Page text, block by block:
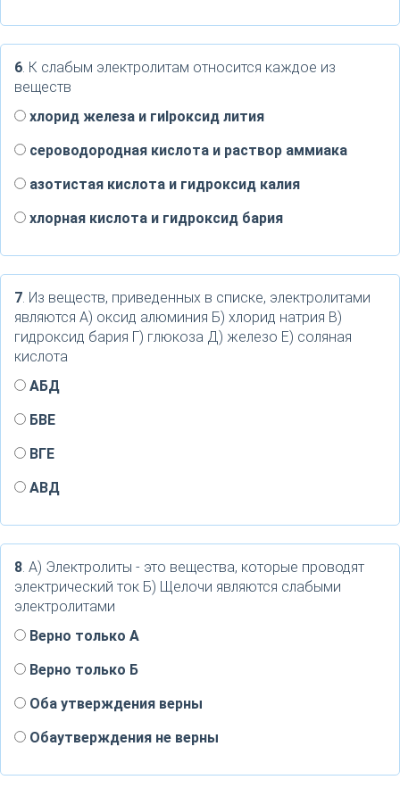
6. К слабым электролитам относится каждое из
веществ
хлорид железа и гиlроксид лития
сероводородная кислота и раствор аммиака
азотистая кислота и гидроксид калия
хлорная кислота и гидроксид бария
7. Из веществ, приведенных в списке, электролитами
являются А) оксид алюминия Б) хлорид натрия В)
гидроксид бария Г) глюкоза Д) железо Е) соляная
кислота
АБД
БВЕ
ВГЕ
АВД
8. А) Электролиты - это вещества, которые проводят
электрический ток Б) Щелочи являются слабыми
электролитами
Верно только А
Верно только Б
Оба утверждения верны
Обаутверждения не верны